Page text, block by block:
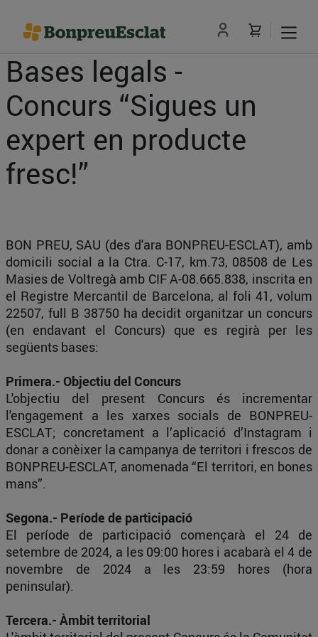
Bases legals -
Concurs “Sigues un
expert en producte
fresc!”
BON PREU, SAU (des d'ara BONPREU-ESCLAT), amb
domicili social a la Ctra. C-17, km.73, 08508 de Les
Masies de Voltregà amb CIF A-08.665.838, inscrita en
el Registre Mercantil de Barcelona, al foli 41, volum
22507, full B 38750 ha decidit organitzar un concurs
(en endavant el Concurs) que es regirà per les
següents bases:
Primera.- Objectiu del Concurs
L'objectiu del present Concurs és incrementar
l'engagement a les xarxes socials de BONPREU-
ESCLAT; concretament a l’aplicació d’Instagram i
donar a conèixer la campanya de territori i frescos de
BONPREU-ESCLAT, anomenada “El territori, en bones
mans”.
Segona.- Període de participació
El període de participació començarà el 24 de
setembre de 2024, a les 09:00 hores i acabarà el 4 de
novembre de 2024 a les 23:59 hores (hora
peninsular).
Tercera.- Àmbit territorial